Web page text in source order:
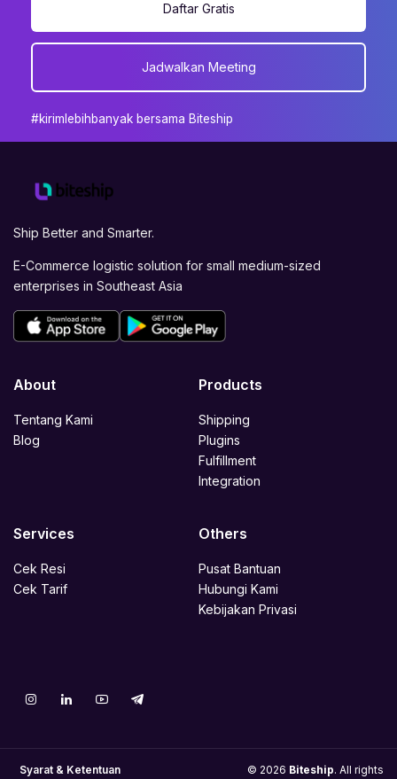
Daftar Gratis
Jadwalkan Meeting
#kirimlebihbanyak bersama Biteship
Ship Better and Smarter.
E-Commerce logistic solution for small medium-sized
enterprises in Southeast Asia
About
Tentang Kami
Blog
Products
Shipping
Plugins
Fulfillment
Integration
Services
Cek Resi
Cek Tarif
Others
Pusat Bantuan
Hubungi Kami
Kebijakan Privasi
Syarat & Ketentuan © 2026 Biteship. All rights